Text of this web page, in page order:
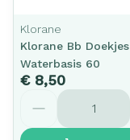
Klorane
Klorane Bb Doekjes
Waterbasis 60
€ 8,50
Aantal